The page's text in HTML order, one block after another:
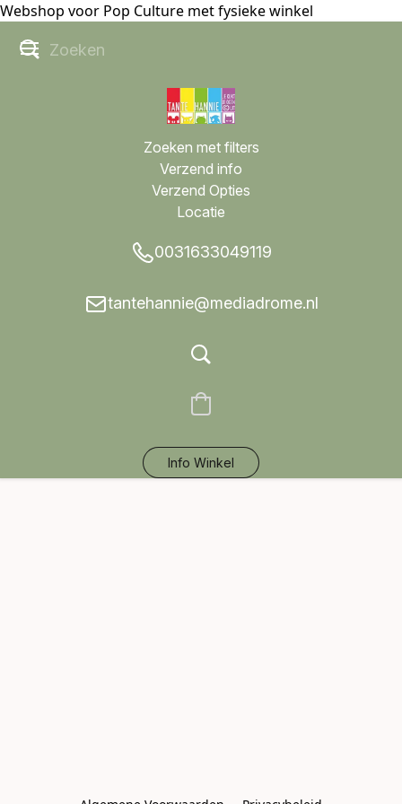
Webshop voor Pop Culture met fysieke winkel
Zoeken met filters
Verzend info
Verzend Opties
Locatie
0031633049119
tantehannie@mediadrome.nl
Info Winkel